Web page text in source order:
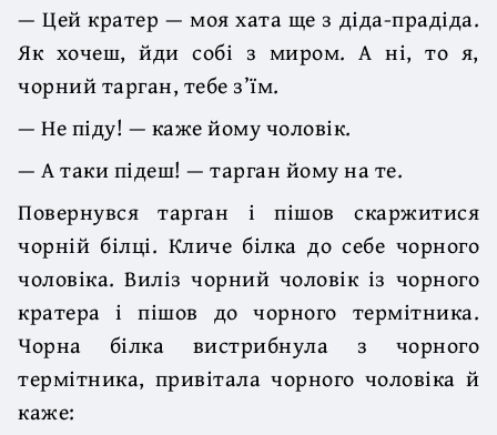
— Цей кратер — моя хата ще з діда-прадіда.
Як хочеш, йди собі з миром. А ні, то я,
чорний тарган, тебе з’їм.
— Не піду! — каже йому чоловік.
— А таки підеш! — тарган йому на те.
Повернувся тарган і пішов скаржитися
чорній білці. Кличе білка до себе чорного
чоловіка. Виліз чорний чоловік із чорного
кратера і пішов до чорного термітника.
Чорна білка вистрибнула з чорного
термітника, привітала чорного чоловіка й
каже: